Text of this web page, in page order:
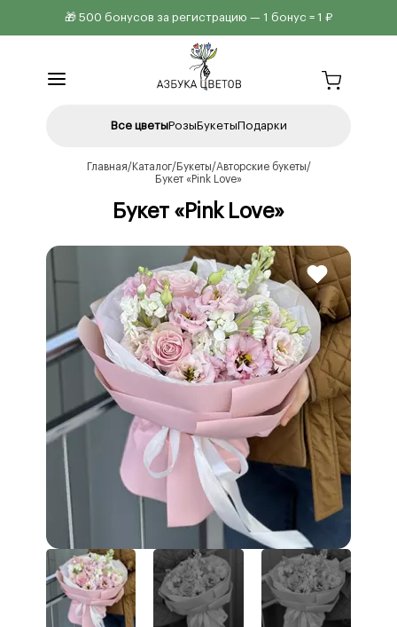
🎁 500 бонусов за регистрацию — 1 бонус = 1 ₽
Все цветыРозыБукетыПодарки
Главная Каталог Букеты Авторские букеты
Букет «Pink Love»
Букет «Pink Love»